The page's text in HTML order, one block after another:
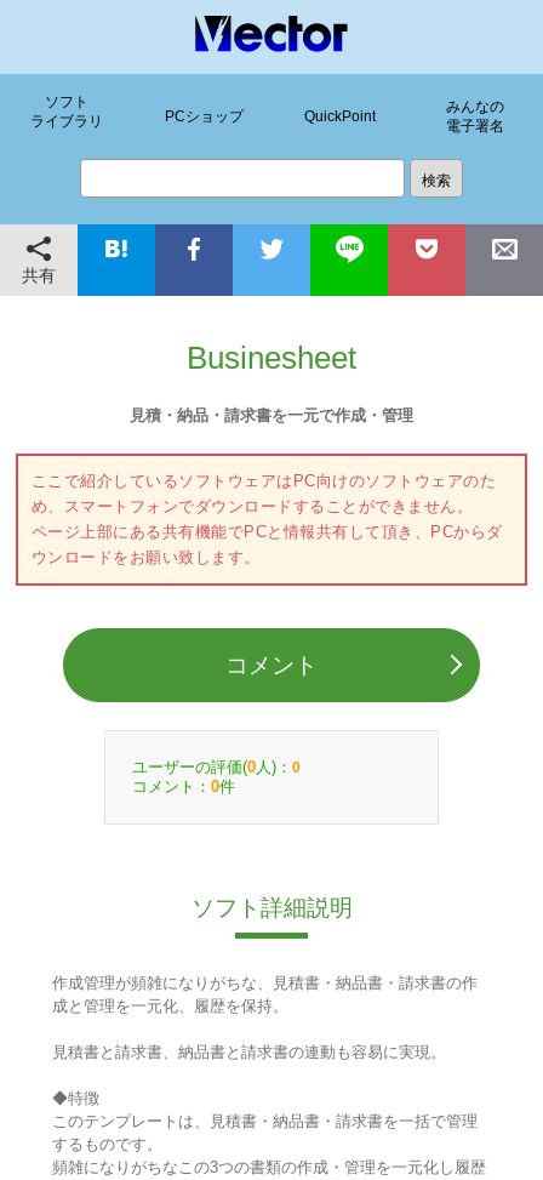
ソフト
ライブラリ
PCショップ QuickPoint
みんなの
電子署名
共有
Businesheet
見積・納品・請求書を一元で作成・管理
ここで紹介しているソフトウェアはPC向けのソフトウェアのた
め、スマートフォンでダウンロードすることができません。
ページ上部にある共有機能でPCと情報共有して頂き、PCからダ
ウンロードをお願い致します。
コメント
ユーザーの評価(0 人)： 0
コメント： 0件
ソフト詳細説明
作成管理が頻雑になりがちな、見積書・納品書・請求書の作
成と管理を一元化、履歴を保持。
見積書と請求書、納品書と請求書の連動も容易に実現。
◆特徴
このテンプレートは、見積書・納品書・請求書を一括で管理
するものです。
頻雑になりがちなこの3つの書類の作成・管理を一元化し履歴